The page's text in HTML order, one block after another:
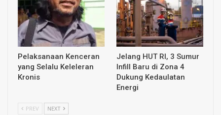
Pelaksanaan Kenceran
yang Selalu Keleleran
Kronis
Jelang HUT RI, 3 Sumur
Infill Baru di Zona 4
Dukung Kedaulatan
Energi
PREV NEXT